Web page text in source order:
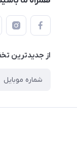
از جدید‌ترین